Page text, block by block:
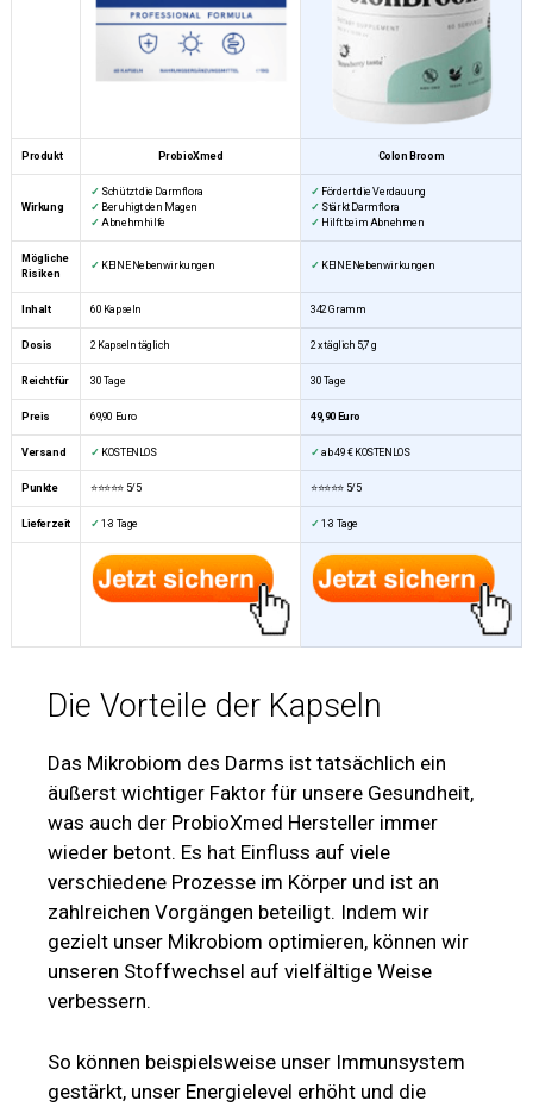
Produkt ProbioXmed Colon Broom
Wirkung
✓ Schützt die Darmflora
✓ Beruhigt den Magen
✓ Abnehmhilfe
✓ Fördert die Verdauung
✓ Stärkt Darmflora
✓ Hilft beim Abnehmen
Mögliche
Risiken
✓ KEINE Nebenwirkungen ✓ KEINE Nebenwirkungen
Inhalt 60 Kapseln 342 Gramm
Dosis 2 Kapseln täglich 2 x täglich 5,7 g
Reicht für 30 Tage 30 Tage
Preis 69,90 Euro 49,90 Euro
Versand ✓ KOSTENLOS ✓ ab 49 € KOSTENLOS
Punkte ⭐⭐⭐⭐⭐ 5/5 ⭐⭐⭐⭐⭐ 5/5
Lieferzeit ✓ 1-3 Tage ✓1-3 Tage
Die Vorteile der Kapseln
Das Mikrobiom des Darms ist tatsächlich ein
äußerst wichtiger Faktor für unsere Gesundheit,
was auch der ProbioXmed Hersteller immer
wieder betont. Es hat Einfluss auf viele
verschiedene Prozesse im Körper und ist an
zahlreichen Vorgängen beteiligt. Indem wir
gezielt unser Mikrobiom optimieren, können wir
unseren Stoffwechsel auf vielfältige Weise
verbessern.
So können beispielsweise unser Immunsystem
gestärkt, unser Energielevel erhöht und die